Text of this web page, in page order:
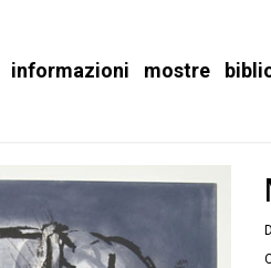
informazioni mostre